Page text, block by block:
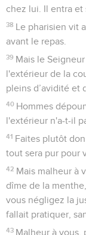
chez lui. Il entra et
38 Le pharisien vit
avant le repas.
39 Mais le
l'extérieur de la
pleins d’avidité et
40 Hommes
l'extérieur n'a-t-il
41 Faites plutôt
tout sera pur pour
42 Mais malheur à
dîme de la
vous négligez la
fallait pratiquer,
43 Malheur à vous,